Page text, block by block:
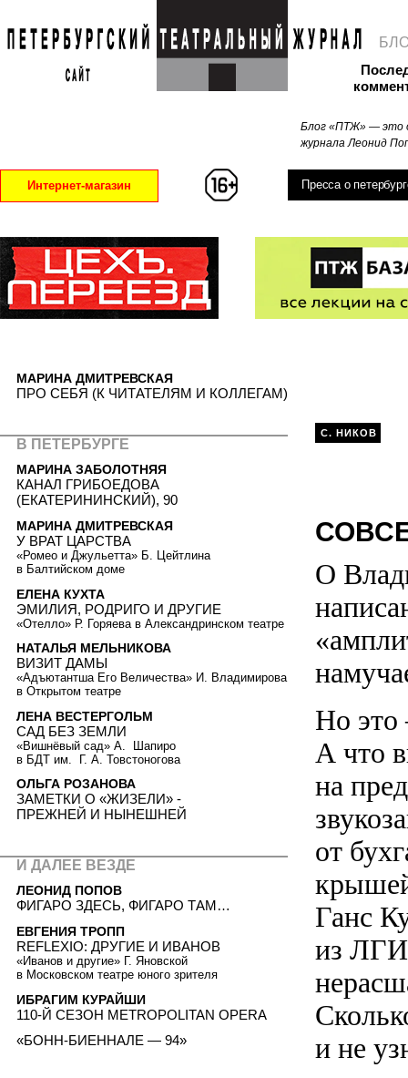
Блог «ПТЖ» — это
журнала Леонид
Интернет-магазин Пресса о
С. НИКОВ
О
Но это
А что
на
от
Ганс
из
и не
МАРИНА ДМИТРЕВСКАЯ
ПРО СЕБЯ (К ЧИТАТЕЛЯМ И КОЛЛЕГАМ)
В ПЕТЕРБУРГЕ
МАРИНА ЗАБОЛОТНЯЯ
КАНАЛ ГРИБОЕДОВА
(ЕКАТЕРИНИНСКИЙ), 90
МАРИНА ДМИТРЕВСКАЯ
У ВРАТ ЦАРСТВА
«Ромео и Джульетта» Б. Цейтлина
в Балтийском доме
ЕЛЕНА КУХТА
ЭМИЛИЯ, РОДРИГО И ДРУГИЕ
«Отелло» Р. Горяева в Александринском театре
НАТАЛЬЯ МЕЛЬНИКОВА
ВИЗИТ ДАМЫ
«Адъютантша Его Величества» И. Владимирова
в Открытом театре
ЛЕНА ВЕСТЕРГОЛЬМ
САД БЕЗ ЗЕМЛИ
«Вишнёвый сад» А. Шапиро
в БДТ им. Г. А. Товстоногова
ОЛЬГА РОЗАНОВА
ЗАМЕТКИ О «ЖИЗЕЛИ» -
ПРЕЖНЕЙ И НЫНЕШНЕЙ
И ДАЛЕЕ ВЕЗДЕ
ЛЕОНИД ПОПОВ
ФИГАРО ЗДЕСЬ, ФИГАРО ТАМ…
ЕВГЕНИЯ ТРОПП
REFLEXIO: ДРУГИЕ И ИВАНОВ
«Иванов и другие» Г. Яновской
в Московском театре юного зрителя
ИБРАГИМ КУРАЙШИ
110-Й СЕЗОН METROPOLITAN OPERA
«БОНН-БИЕННАЛЕ — 94»